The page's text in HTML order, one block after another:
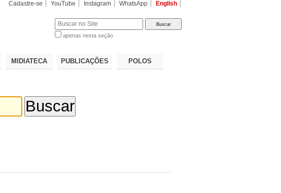
Cadastre-se YouTube Instagram WhatsApp English
apenas nesta seção
MIDIATECA PUBLICAÇÕES POLOS